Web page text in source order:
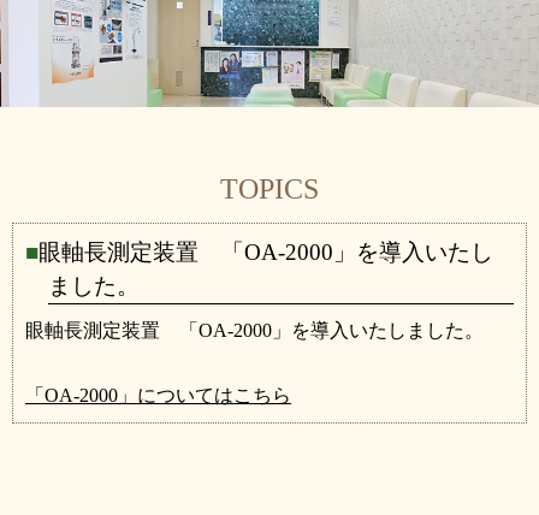
TOPICS
眼軸長測定装置 「OA-2000」を導入いたし
ました。
眼軸長測定装置 「OA-2000」を導入いたしました。
「OA-2000」についてはこちら